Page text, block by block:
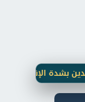
الإنفجار الإرهابي